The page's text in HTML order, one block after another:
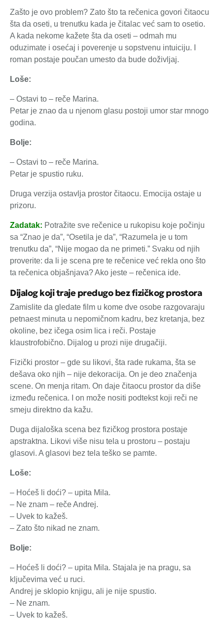
Zašto je ovo problem? Zato što ta rečenica govori čitaocu
šta da oseti, u trenutku kada je čitalac već sam to osetio.
A kada nekome kažete šta da oseti – odmah mu
oduzimate i osećaj i poverenje u sopstvenu intuiciju. I
roman postaje poučan umesto da bude doživljaj.
Loše:
– Ostavi to – reče Marina.
Petar je znao da u njenom glasu postoji umor star mnogo
godina.
Bolje:
– Ostavi to – reče Marina.
Petar je spustio ruku.
Druga verzija ostavlja prostor čitaocu. Emocija ostaje u
prizoru.
Zadatak: Potražite sve rečenice u rukopisu koje počinju
sa “Znao je da”, “Osetila je da”, “Razumela je u tom
trenutku da”, “Nije mogao da ne primeti.” Svaku od njih
proverite: da li je scena pre te rečenice već rekla ono što
ta rečenica objašnjava? Ako jeste – rečenica ide.
Dijalog koji traje predugo bez fizičkog prostora
Zamislite da gledate film u kome dve osobe razgovaraju
petnaest minuta u nepomičnom kadru, bez kretanja, bez
okoline, bez ičega osim lica i reči. Postaje
klaustrofobično. Dijalog u prozi nije drugačiji.
Fizički prostor – gde su likovi, šta rade rukama, šta se
dešava oko njih – nije dekoracija. On je deo značenja
scene. On menja ritam. On daje čitaocu prostor da diše
između rečenica. I on može nositi podtekst koji reči ne
smeju direktno da kažu.
Duga dijaloška scena bez fizičkog prostora postaje
apstraktna. Likovi više nisu tela u prostoru – postaju
glasovi. A glasovi bez tela teško se pamte.
Loše:
– Hoćeš li doći? – upita Mila.
– Ne znam – reče Andrej.
– Uvek to kažeš.
– Zato što nikad ne znam.
Bolje:
– Hoćeš li doći? – upita Mila. Stajala je na pragu, sa
ključevima već u ruci.
Andrej je sklopio knjigu, ali je nije spustio.
– Ne znam.
– Uvek to kažeš.